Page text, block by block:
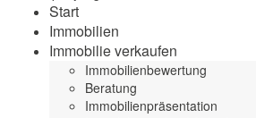
Start
Immobilien
Immobilie verkaufen
Immobilienbewertung
Beratung
Immobilienpräsentation